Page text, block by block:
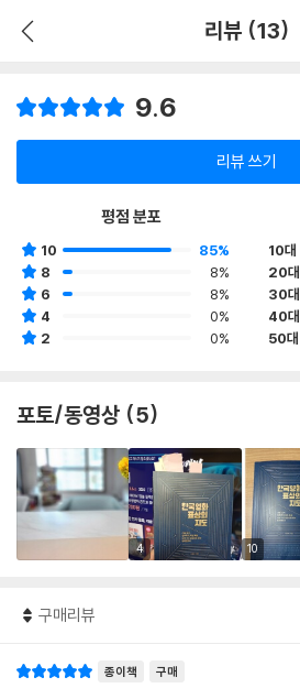
리뷰 (13)
9.6
리뷰 쓰기
평점 분포
10
85%
8
8%
6
8%
4
0%
2
0%
10대
20대
30대
40대
50대
포토/동영상 (5)
4 10
구매리뷰
종이책 구매